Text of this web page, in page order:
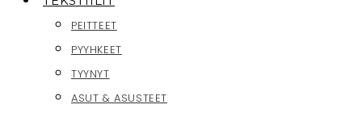
PEITTEET
PYYHKEET
TYYNYT
ASUT & ASUSTEET